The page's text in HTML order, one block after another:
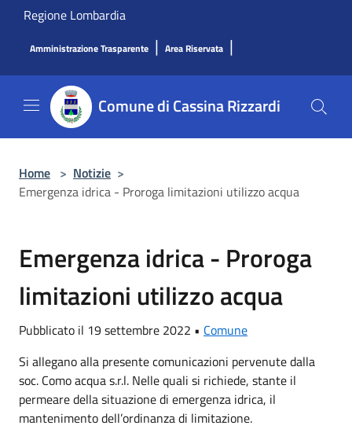
Salta al contenuto principale
Regione Lombardia
Amministrazione Trasparente | Area Riservata |
Comune di Cassina Rizzardi
Home > Notizie >
Emergenza idrica - Proroga limitazioni utilizzo acqua
Emergenza idrica - Proroga
limitazioni utilizzo acqua
Pubblicato il 19 settembre 2022 • Comune
Si allegano alla presente comunicazioni pervenute dalla
soc. Como acqua s.r.l. Nelle quali si richiede, stante il
permeare della situazione di emergenza idrica, il
mantenimento dell’ordinanza di limitazione.